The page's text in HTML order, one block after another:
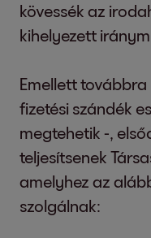
kövessék az
kihelyezett
Emellett
fizetési szándék
megtehetik -,
teljesítsenek
amelyhez az
szolgálnak: